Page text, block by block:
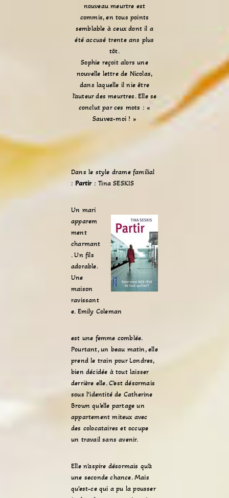
nouveau meurtre est
commis, en tous points
semblable à ceux dont il a
été accusé trente ans plus
tôt.
Sophie reçoit alors une
nouvelle lettre de Nicolas,
dans laquelle il nie être
l’auteur des meurtres. Elle se
conclut par ces mots : «
Sauvez-moi ! »
Dans le style drame familial
:Partir: Tina SESKIS
Un mari
apparem
ment
charmant
. Un fils
adorable.
Une
maison
ravissant
e. Emily Coleman
est une femme comblée.
Pourtant, un beau matin, elle
prend le train pour Londres,
bien décidée à tout laisser
derrière elle. C’est désormais
sous l’identité de Catherine
Brown qu’elle partage un
appartement miteux avec
des colocataires et occupe
un travail sans avenir.
Elle n’aspire désormais qu’à
une seconde chance. Mais
qu’est-ce qui a pu la pousser